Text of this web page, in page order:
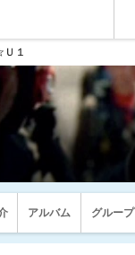
１
アルバム グループ